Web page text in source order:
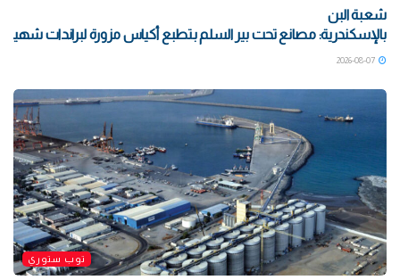
شعبة البن
بالإسكندرية: مصانع تحت بير السلم بتطبع أكياس مزورة لبراندات شهيرة
توب ستوري